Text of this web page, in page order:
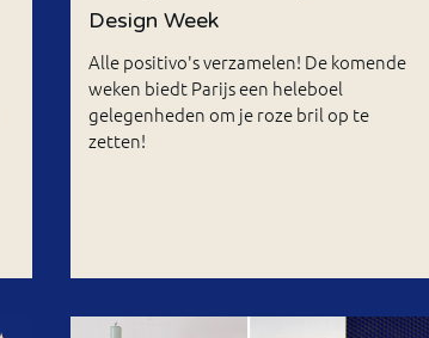
Design Week
Alle positivo's verzamelen! De komende
weken biedt Parijs een heleboel
gelegenheden om je roze bril op te
zetten!